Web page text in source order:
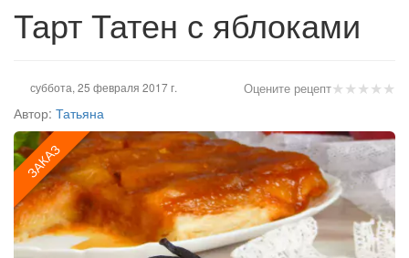
Тарт Татен с яблоками
★★★★★
Оцените рецепт
суббота, 25 февраля 2017 г.
Автор: Татьяна
ЗАКАЗ